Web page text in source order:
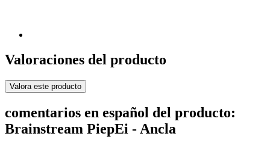
Valoraciones del producto
Valora este producto
comentarios en español del producto:
Brainstream PiepEi - Ancla